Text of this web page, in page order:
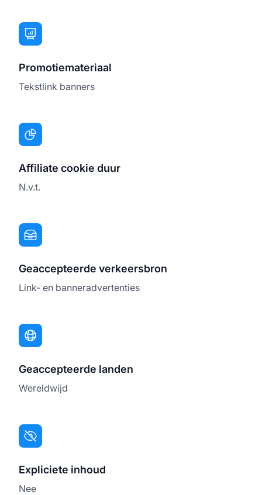
Promotiemateriaal
Tekstlink banners
Affiliate cookie duur
N.v.t.
Geaccepteerde verkeersbron
Link- en banneradvertenties
Geaccepteerde landen
Wereldwijd
Expliciete inhoud
Nee